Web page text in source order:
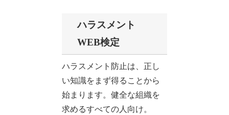
アクセス
営業時間：平日9:30 ～ 18:30
お問い合わせ
ハラスメント
WEB検定
ハラスメント防止は、正し
い知識をまず得ることから
始まります。健全な組織を
求めるすべての人向け。